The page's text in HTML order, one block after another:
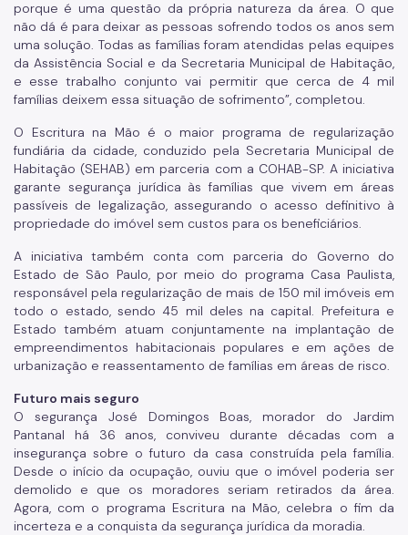
porque é uma questão da própria natureza da área. O que
não dá é para deixar as pessoas sofrendo todos os anos sem
uma solução. Todas as famílias foram atendidas pelas equipes
da Assistência Social e da Secretaria Municipal de Habitação,
e esse trabalho conjunto vai permitir que cerca de 4 mil
famílias deixem essa situação de sofrimento”, completou.
O Escritura na Mão é o maior programa de regularização
fundiária da cidade, conduzido pela Secretaria Municipal de
Habitação (SEHAB) em parceria com a COHAB-SP. A iniciativa
garante segurança jurídica às famílias que vivem em áreas
passíveis de legalização, assegurando o acesso definitivo à
propriedade do imóvel sem custos para os beneficiários.
A iniciativa também conta com parceria do Governo do
Estado de São Paulo, por meio do programa Casa Paulista,
responsável pela regularização de mais de 150 mil imóveis em
todo o estado, sendo 45 mil deles na capital. Prefeitura e
Estado também atuam conjuntamente na implantação de
empreendimentos habitacionais populares e em ações de
urbanização e reassentamento de famílias em áreas de risco.
Futuro mais seguro
O segurança José Domingos Boas, morador do Jardim
Pantanal há 36 anos, conviveu durante décadas com a
insegurança sobre o futuro da casa construída pela família.
Desde o início da ocupação, ouviu que o imóvel poderia ser
demolido e que os moradores seriam retirados da área.
Agora, com o programa Escritura na Mão, celebra o fim da
incerteza e a conquista da segurança jurídica da moradia.